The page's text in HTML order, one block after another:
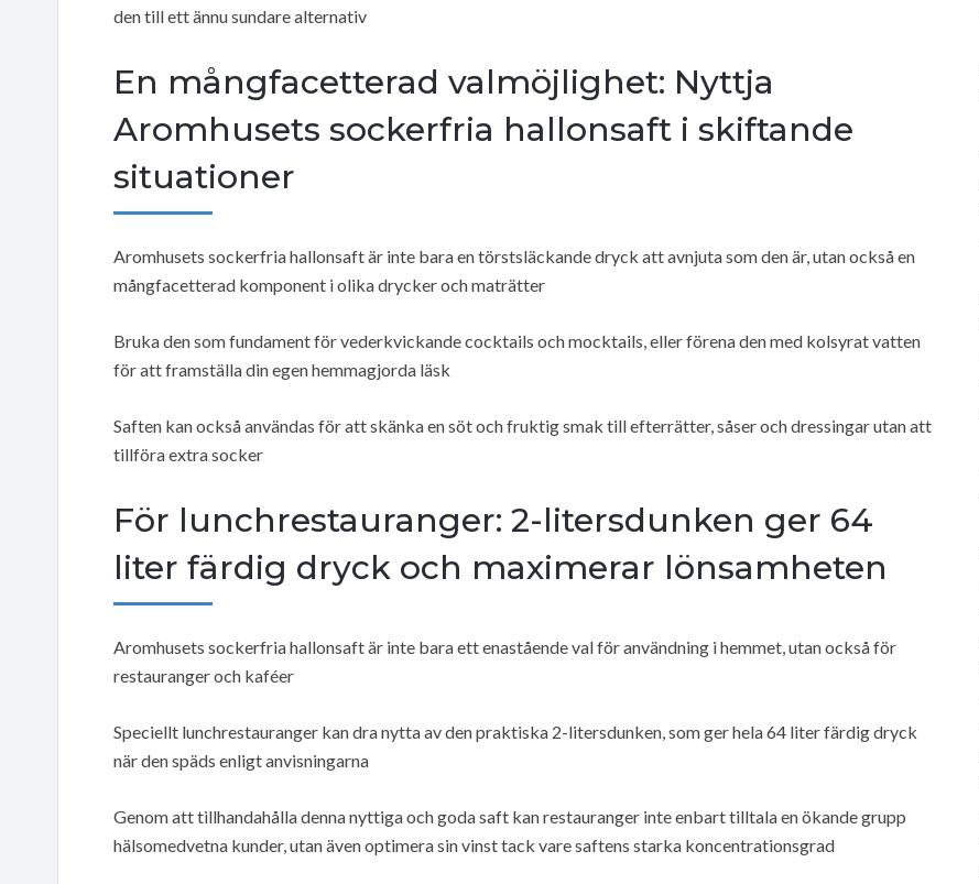
den till ett ännu sundare alternativ
En mångfacetterad valmöjlighet: Nyttja
Aromhusets sockerfria hallonsaft i skiftande
situationer
Aromhusets sockerfria hallonsaft är inte bara en törstsläckande dryck att avnjuta som den är, utan också en
mångfacetterad komponent i olika drycker och maträtter
Bruka den som fundament för vederkvickande cocktails och mocktails, eller förena den med kolsyrat vatten
för att framställa din egen hemmagjorda läsk
Saften kan också användas för att skänka en söt och fruktig smak till efterrätter, såser och dressingar utan att
tillföra extra socker
För lunchrestauranger: 2-litersdunken ger 64
liter färdig dryck och maximerar lönsamheten
Aromhusets sockerfria hallonsaft är inte bara ett enastående val för användning i hemmet, utan också för
restauranger och kaféer
Speciellt lunchrestauranger kan dra nytta av den praktiska 2-litersdunken, som ger hela 64 liter färdig dryck
när den späds enligt anvisningarna
Genom att tillhandahålla denna nyttiga och goda saft kan restauranger inte enbart tilltala en ökande grupp
hälsomedvetna kunder, utan även optimera sin vinst tack vare saftens starka koncentrationsgrad